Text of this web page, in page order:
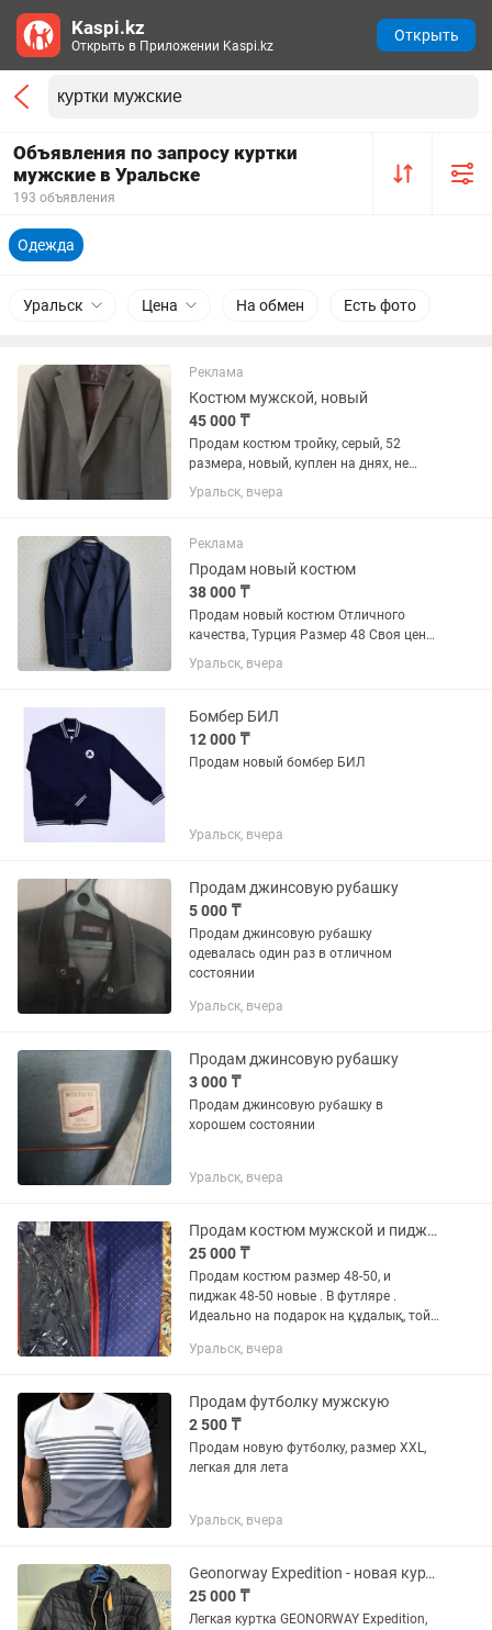
Объявления по запросу куртки
мужские в Уральске
193 объявления
Одежда
Уральск Цена На обмен Есть фото
Реклама
Костюм мужской, новый
45 000 ₸
Продам костюм тройку, серый, 52
размера, новый, куплен на днях, не
надевался. Ер адамға костюм
сатылады, су жаңа, сұр түсті.
Уральск, вчера
Реклама
Продам новый костюм
38 000 ₸
Продам новый костюм Отличного
качества, Турция Размер 48 Своя цена
65.000тг
Уральск, вчера
Бомбер БИЛ
12 000 ₸
Продам новый бомбер БИЛ
Уральск, вчера
Продам джинсовую рубашку
5 000 ₸
Продам джинсовую рубашку
одевалась один раз в отличном
состоянии
Уральск, вчера
Продам джинсовую рубашку
3 000 ₸
Продам джинсовую рубашку в
хорошем состоянии
Уральск, вчера
Продам костюм мужской и пиджак ( новые)
25 000 ₸
Продам костюм размер 48-50, и
пиджак 48-50 новые . В футляре .
Идеально на подарок на құдалық, той!
Уральск, вчера
Продам футболку мужскую
2 500 ₸
Продам новую футболку, размер XXL,
легкая для лета
Уральск, вчера
Geonorway Expedition - новая куртка
25 000 ₸
Легкая куртка GEONORWAY Expedition,
Kaspi.kz
Открыть в Приложении Kaspi.kz
Открыть